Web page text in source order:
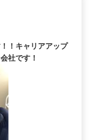
！キャリアアップ
社です！